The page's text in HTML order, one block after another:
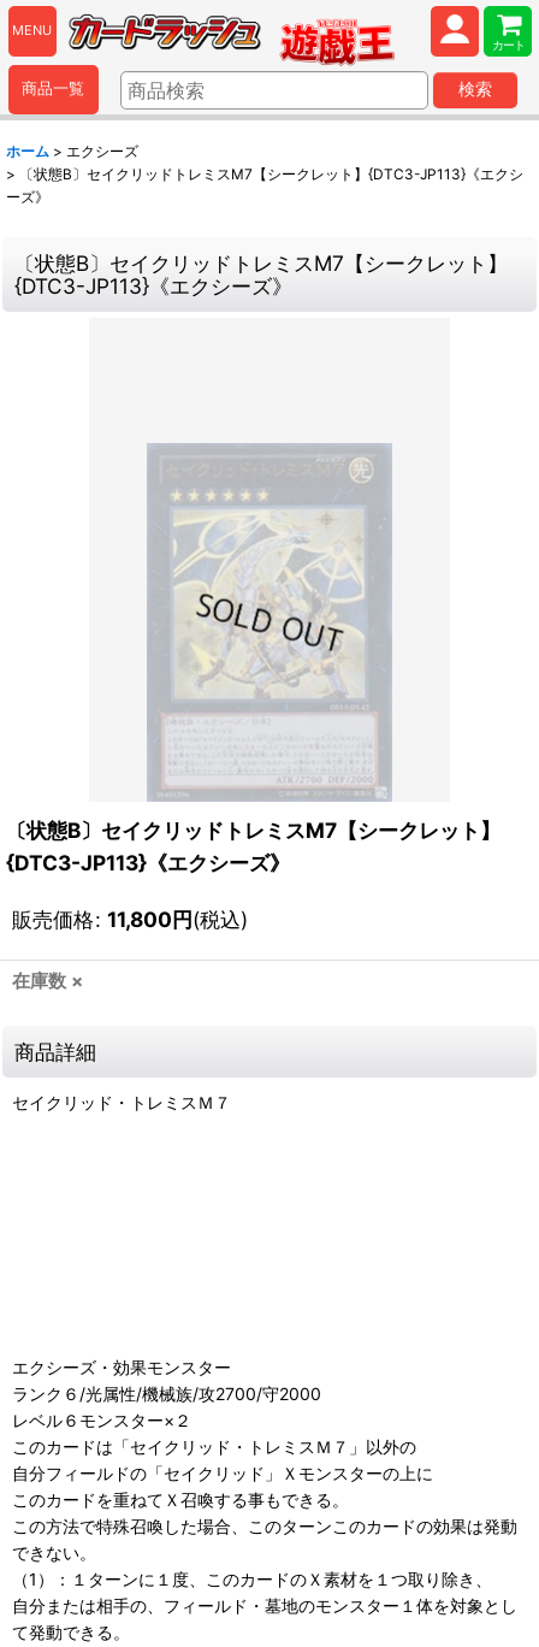
MENU
カート
商品一覧 検索
ホーム > エクシーズ
>
〔状態B〕セイクリッドトレミスM7【シークレット】{DTC3-JP113}《エクシ
ーズ》
〔状態B〕セイクリッドトレミスM7【シークレット】
{DTC3-JP113}《エクシーズ》
〔状態B〕セイクリッドトレミスM7【シークレット】
{DTC3-JP113}《エクシーズ》
販売価格: 11,800円(税込)
在庫数 ×
商品詳細
セイクリッド・トレミスＭ７
エクシーズ・効果モンスター
ランク６/光属性/機械族/攻2700/守2000
レベル６モンスター×２
このカードは「セイクリッド・トレミスＭ７」以外の
自分フィールドの「セイクリッド」Ｘモンスターの上に
このカードを重ねてＸ召喚する事もできる。
この方法で特殊召喚した場合、このターンこのカードの効果は発動
できない。
（1）：１ターンに１度、このカードのＸ素材を１つ取り除き、
自分または相手の、フィールド・墓地のモンスター１体を対象とし
て発動できる。